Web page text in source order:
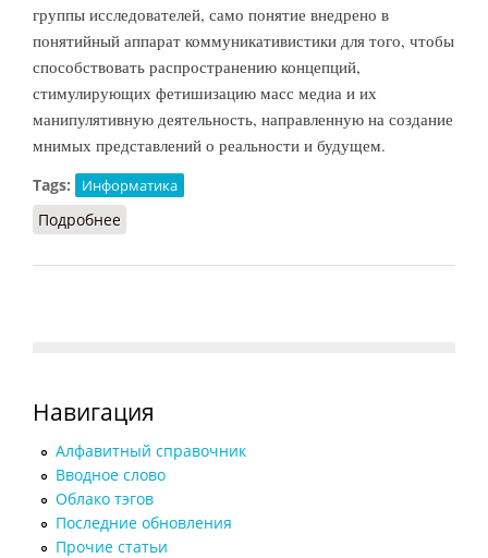
группы исследователей, само понятие внедрено в
понятийный аппарат коммуникативистики для того, чтобы
способствовать распространению концепций,
стимулирующих фетишизацию масс медиа и их
манипулятивную деятельность, направленную на создание
мнимых представлений о реальности и будущем.
Tags: Информатика
Подробнее
Навигация
Алфавитный справочник
Вводное слово
Облако тэгов
Последние обновления
Прочие статьи